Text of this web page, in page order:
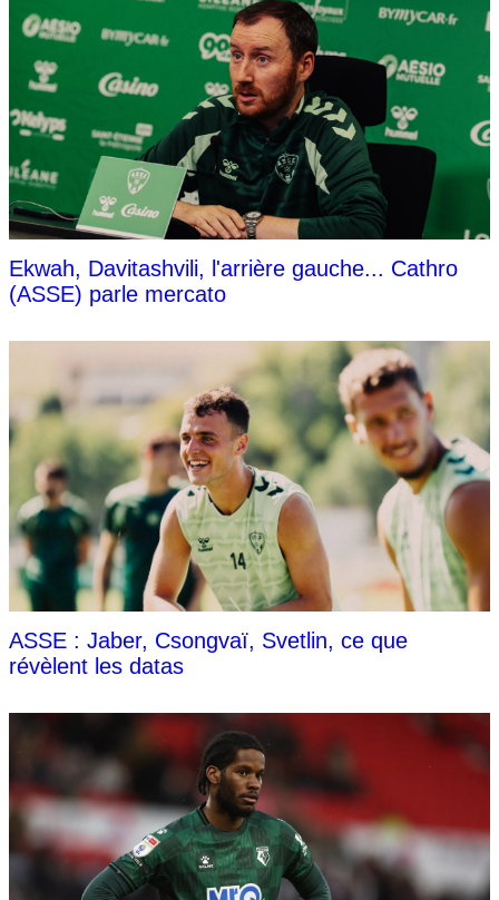
Ekwah, Davitashvili, l'arrière gauche... Cathro
(ASSE) parle mercato
ASSE : Jaber, Csongvaï, Svetlin, ce que
révèlent les datas